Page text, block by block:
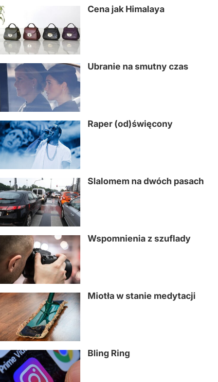
Cena jak Himalaya
Ubranie na smutny czas
Raper (od)święcony
Slalomem na dwóch pasach
Wspomnienia z szuflady
Miotła w stanie medytacji
Bling Ring